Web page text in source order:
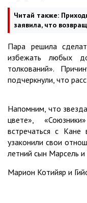
Читай также:
заявила, что
Пара решила
избежать любых
толкований».
подчеркнули, что
Напомним, что
цвете»,
встречаться с
узаконили свои
летний сын Марсель
Марион Котийяр и